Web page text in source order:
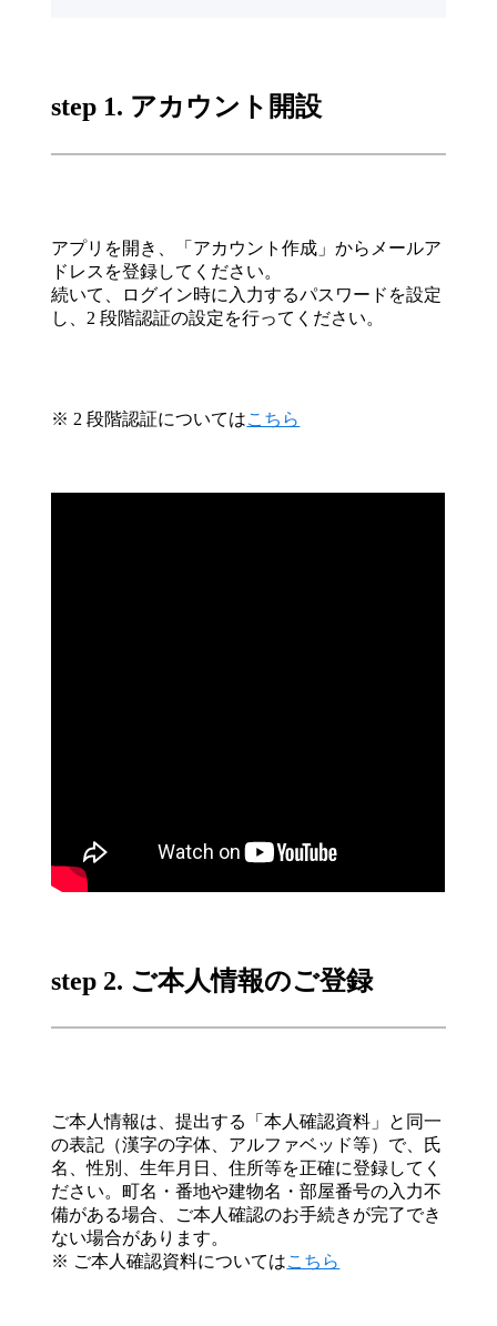
step 1. アカウント開設
アプリを開き、「アカウント作成」からメールア
ドレスを登録してください。
続いて、ログイン時に入力するパスワードを設定
し、2 段階認証の設定を行ってください。
※ 2 段階認証についてはこちら
step 2. ご本人情報のご登録
ご本人情報は、提出する「本人確認資料」と同一
の表記（漢字の字体、アルファベッド等）で、氏
名、性別、生年月日、住所等を正確に登録してく
ださい。町名・番地や建物名・部屋番号の入力不
備がある場合、ご本人確認のお手続きが完了でき
ない場合があります。
※ ご本人確認資料についてはこちら